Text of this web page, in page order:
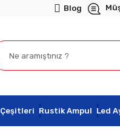
Blog
Çeşitleri Rustik Ampul Led